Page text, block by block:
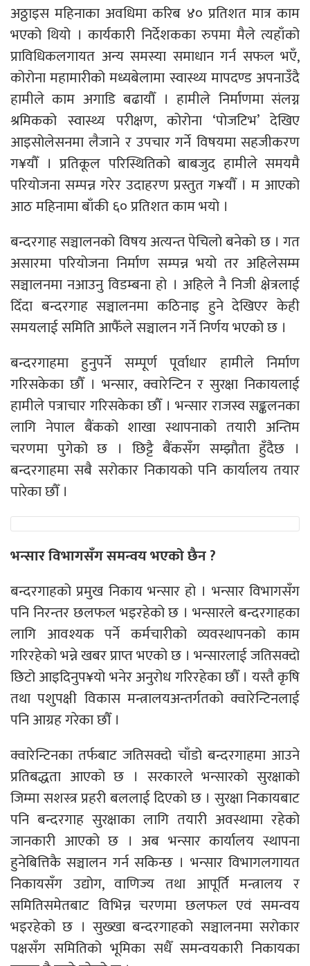
अठ्ठाइस महिनाका अवधिमा करिब ४० प्रतिशत मात्र काम
भएको थियो । कार्यकारी निर्देशकका रुपमा मैले त्यहाँको
प्राविधिकलगायत अन्य समस्या समाधान गर्न सफल भएँ,
कोरोना महामारीको मध्यबेलामा स्वास्थ्य मापदण्ड अपनाउँदै
हामीले काम अगाडि बढायौँ । हामीले निर्माणमा संलग्न
श्रमिकको स्वास्थ्य परीक्षण, कोरोना ‘पोजटिभ’ देखिए
आइसोलेसनमा लैजाने र उपचार गर्ने विषयमा सहजीकरण
ग¥यौँ । प्रतिकूल परिस्थितिको बाबजुद हामीले समयमै
परियोजना सम्पन्न गरेर उदाहरण प्रस्तुत ग¥यौँ । म आएको
आठ महिनामा बाँकी ६० प्रतिशत काम भयो ।
बन्दरगाह सञ्चालनको विषय अत्यन्त पेचिलो बनेको छ । गत
असारमा परियोजना निर्माण सम्पन्न भयो तर अहिलेसम्म
सञ्चालनमा नआउनु विडम्बना हो । अहिले नै निजी क्षेत्रलाई
दिँदा बन्दरगाह सञ्चालनमा कठिनाइ हुने देखिएर केही
समयलाई समिति आफैँले सञ्चालन गर्ने निर्णय भएको छ ।
बन्दरगाहमा हुनुपर्ने सम्पूर्ण पूर्वाधार हामीले निर्माण
गरिसकेका छौँ । भन्सार, क्वारेन्टिन र सुरक्षा निकायलाई
हामीले पत्राचार गरिसकेका छौँ । भन्सार राजस्व सङ्कलनका
लागि नेपाल बैंकको शाखा स्थापनाको तयारी अन्तिम
चरणमा पुगेको छ । छिट्टै बैंकसँग सम्झौता हुँदैछ ।
बन्दरगाहमा सबै सरोकार निकायको पनि कार्यालय तयार
पारेका छौँ ।
भन्सार विभागसँग समन्वय भएको छैन ?
बन्दरगाहको प्रमुख निकाय भन्सार हो । भन्सार विभागसँग
पनि निरन्तर छलफल भइरहेको छ । भन्सारले बन्दरगाहका
लागि आवश्यक पर्ने कर्मचारीको व्यवस्थापनको काम
गरिरहेको भन्ने खबर प्राप्त भएको छ । भन्सारलाई जतिसक्दो
छिटो आइदिनुप¥यो भनेर अनुरोध गरिरहेका छौँ । यस्तै कृषि
तथा पशुपक्षी विकास मन्त्रालयअन्तर्गतको क्वारेन्टिनलाई
पनि आग्रह गरेका छौँ ।
क्वारेन्टिनका तर्फबाट जतिसक्दो चाँडो बन्दरगाहमा आउने
प्रतिबद्धता आएको छ । सरकारले भन्सारको सुरक्षाको
जिम्मा सशस्त्र प्रहरी बललाई दिएको छ । सुरक्षा निकायबाट
पनि बन्दरगाह सुरक्षाका लागि तयारी अवस्थामा रहेको
जानकारी आएको छ । अब भन्सार कार्यालय स्थापना
हुनेबित्तिकै सञ्चालन गर्न सकिन्छ । भन्सार विभागलगायत
निकायसँग उद्योग, वाणिज्य तथा आपूर्ति मन्त्रालय र
समितिसमेतबाट विभिन्न चरणमा छलफल एवं समन्वय
भइरहेको छ । सुख्खा बन्दरगाहको सञ्चालनमा सरोकार
पक्षसँग समितिको भूमिका सधैँ समन्वयकारी निकायका